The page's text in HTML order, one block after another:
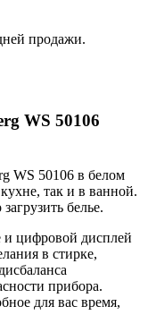
продажи.
WS 50106
WS 50106 в белом
так и в ванной.
белье.
и цифровой дисплей
в стирке,
прибора.
для вас время,